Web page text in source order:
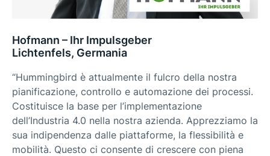
Hofmann – Ihr Impulsgeber
Lichtenfels, Germania
“Hummingbird è attualmente il fulcro della nostra
pianificazione, controllo e automazione dei processi.
Costituisce la base per l’implementazione
dell’Industria 4.0 nella nostra azienda. Apprezziamo la
sua indipendenza dalle piattaforme, la flessibilità e
mobilità. Questo ci consente di crescere con piena